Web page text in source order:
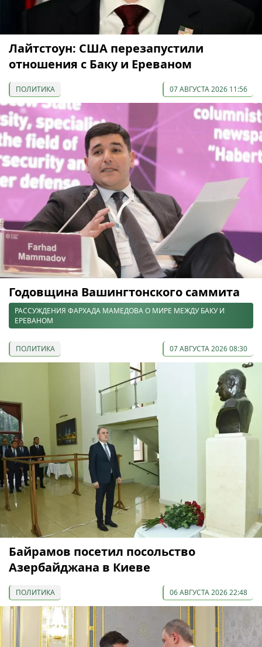
Лайтстоун: США перезапустили
отношения с Баку и Ереваном
ПОЛИТИКА 07 АВГУСТА 2026 11:56
Годовщина Вашингтонского саммита
РАССУЖДЕНИЯ ФАРХАДА МАМЕДОВА О МИРЕ МЕЖДУ БАКУ И
ЕРЕВАНОМ
ПОЛИТИКА 07 АВГУСТА 2026 08:30
Байрамов посетил посольство
Азербайджана в Киеве
ПОЛИТИКА 06 АВГУСТА 2026 22:48